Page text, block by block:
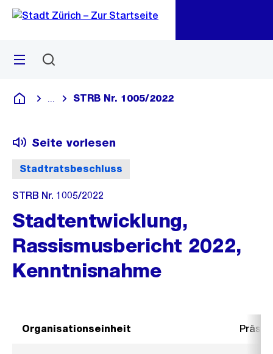
Navigation
Sprunglink
Menü
Deutsch
Blende alle Breadcrumbs ein
STRB Nr. 1005/2022
Stadtratsbeschluss
Seite vorlesen
STRB Nr. 1005/2022
Stadtentwicklung,
Rassismusbericht 2022,
Kenntnisnahme
Organisationseinheit